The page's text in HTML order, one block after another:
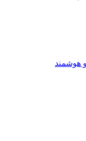
هوشمند